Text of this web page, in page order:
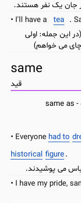
جان یک نفر هستند.
I'll have a
tea .
این جمله: اولی
می خواهم)
same
قید
(قید) the same (as) به یک طریق، مشابه - same as
Everyone had to
historical figure.
می پوشیدند.
I have my pride,